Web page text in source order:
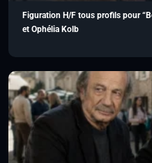
Figuration H/F tous profils pour
et Ophélia Kolb